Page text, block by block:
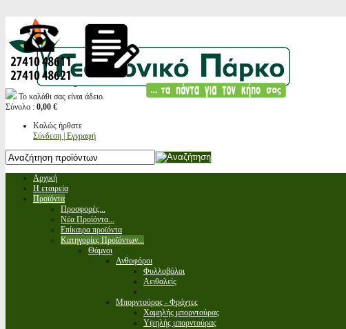
Το καλάθι σας είναι άδειο.
Σύνολο : 0,00 €
Καλώς ήρθατε
Σύνδεση | Εγγραφή
Αρχική
Η εταιρεία
Προϊόντα
Προσφορές...
Νέα Προϊόντα...
Επίκαιρα προϊόντα
Κατηγορίες Προϊόντων...
Θάμνοι
Ανθοφόροι
Φυλλοβόλοι
Αειθαλείς
Μπορντούρας - Φράχτες
Χαμηλής μπορντούρας
Υψηλής μπορντούρας